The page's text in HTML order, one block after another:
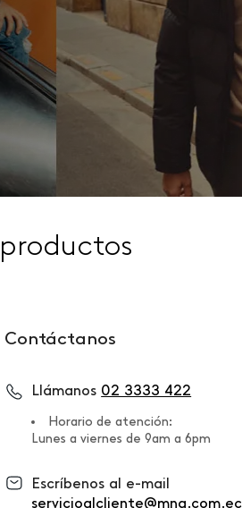
Contáctanos
Llámanos 02 3333 422
Horario de atención:
Lunes a viernes de 9am a 6pm
Escríbenos al e-mail
servicioalcliente@mng.com.ec